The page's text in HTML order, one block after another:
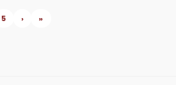
5 › »